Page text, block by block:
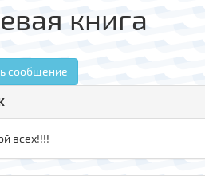
книга
сообщение
всех!!!!